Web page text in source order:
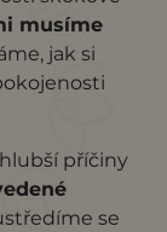
musíme
jak si
příčiny
se